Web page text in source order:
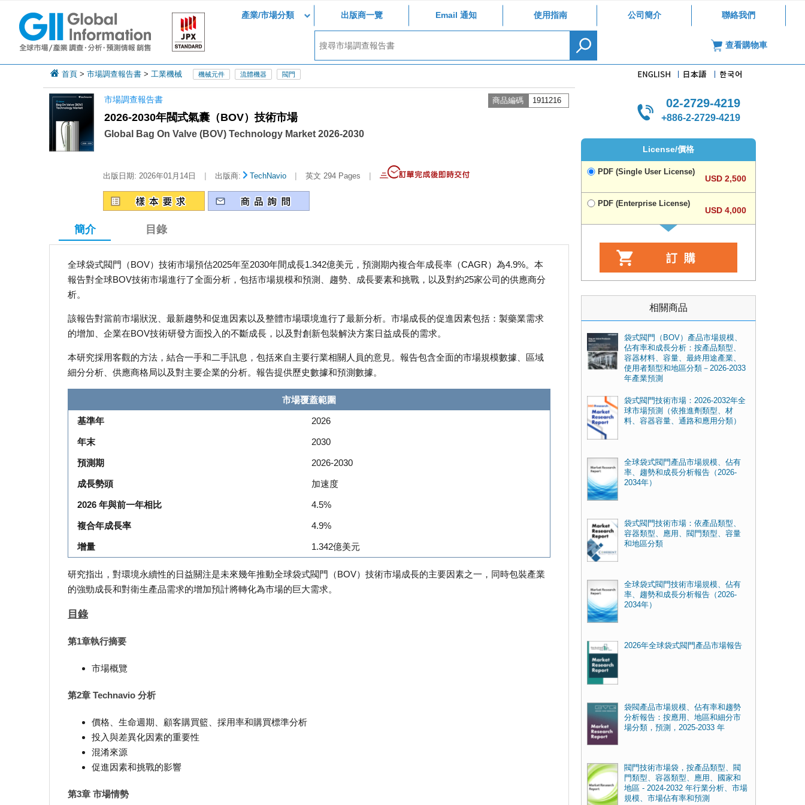
產業/市場分類 出版商一覽 Email 通知 使用指南 公司簡介 聯絡我們
查看購物車
首頁 > 市場調查報告書 > 工業機械 機械元件 流體機器 閥門
市場調查報告書 商品編碼 1911216
2026-2030年閥式氣囊（BOV）技術市場
Global Bag On Valve (BOV) Technology Market 2026-2030
出版日期: 2026年01月14日 | 出版商: TechNavio | 英文 294 Pages |
簡介 目錄
全球袋式閥門（BOV）技術市場預估2025年至2030年間成長1.342億美元，預測期內複合年成長率（CAGR）為4.9%。本
報告對全球BOV技術市場進行了全面分析，包括市場規模和預測、趨勢、成長要素和挑戰，以及對約25家公司的供應商分
析。
該報告對當前市場狀況、最新趨勢和促進因素以及整體市場環境進行了最新分析。市場成長的促進因素包括：製藥業需求
的增加、企業在BOV技術研發方面投入的不斷成長，以及對創新包裝解決方案日益成長的需求。
本研究採用客觀的方法，結合一手和二手訊息，包括來自主要行業相關人員的意見。報告包含全面的市場規模數據、區域
細分分析、供應商格局以及對主要企業的分析。報告提供歷史數據和預測數據。
市場覆蓋範圍
基準年 2026
年末 2030
預測期 2026-2030
成長勢頭 加速度
2026 年與前一年相比 4.5%
複合年成長率 4.9%
增量 1.342億美元
研究指出，對環境永續性的日益關注是未來幾年推動全球袋式閥門（BOV）技術市場成長的主要因素之一，同時包裝產業
的強勁成長和對衛生產品需求的增加預計將轉化為市場的巨大需求。
目錄
第1章執行摘要
市場概覽
第2章 Technavio 分析
價格、生命週期、顧客購買籃、採用率和購買標準分析
投入與差異化因素的重要性
混淆來源
促進因素和挑戰的影響
第3章 市場情勢
02-2729-4219
+886-2-2729-4219
License/價格
PDF (Single User License)
USD 2,500
PDF (Enterprise License)
USD 4,000
相關商品
袋式閥門（BOV）產品市場規模、
佔有率和成長分析：按產品類型、
容器材料、容量、最終用途產業、
使用者類型和地區分類－2026-2033
年產業預測
袋式閥門技術市場：2026-2032年全
球市場預測（依推進劑類型、材
料、容器容量、通路和應用分類）
全球袋式閥門產品市場規模、佔有
率、趨勢和成長分析報告（2026-
2034年）
袋式閥門技術市場：依產品類型、
容器類型、應用、閥門類型、容量
和地區分類
全球袋式閥門技術市場規模、佔有
率、趨勢和成長分析報告（2026-
2034年）
2026年全球袋式閥門產品市場報告
袋閥產品市場規模、佔有率和趨勢
分析報告：按應用、地區和細分市
場分類，預測，2025-2033 年
閥門技術市場袋，按產品類型、閥
門類型、容器類型、應用、國家和
地區 - 2024-2032 年行業分析、市場
規模、市場佔有率和預測